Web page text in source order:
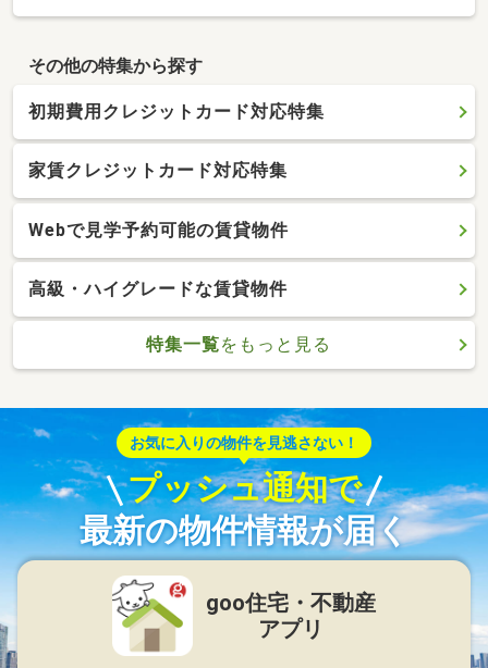
その他の特集から探す
初期費用クレジットカード対応特集
家賃クレジットカード対応特集
Webで見学予約可能の賃貸物件
高級・ハイグレードな賃貸物件
特集一覧をもっと見る
お気に入りの物件を見逃さない！
プッシュ通知で
最新の物件情報が届く
goo住宅・不動産
アプリ